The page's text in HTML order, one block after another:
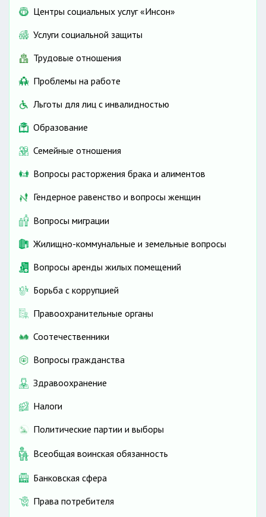
Центры социальных услуг «Инсон»
Услуги социальной защиты
Трудовые отношения
Проблемы на работе
Льготы для лиц с инвалидностью
Образование
Семейные отношения
Вопросы расторжения брака и алиментов
Гендерное равенство и вопросы женщин
Вопросы миграции
Жилищно-коммунальные и земельные вопросы
Вопросы аренды жилых помещений
Борьба с коррупцией
Правоохранительные органы
Соотечественники
Вопросы гражданства
Здравоохранение
Налоги
Политические партии и выборы
Всеобщая воинская обязанность
Банковская сфера
Права потребителя